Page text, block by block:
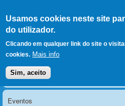
Usamos cookies neste site
do utilizador.
Clicando em qualquer link do site o
cookies. Mais info
Sim, aceito
O portal da
Menu principal
Notícias
Eventos